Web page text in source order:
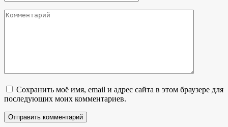
Комментарий
Сохранить моё имя, email и адрес сайта в этом браузере для
последующих моих комментариев.